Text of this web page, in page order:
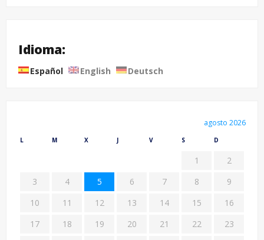
Idioma:
Español English Deutsch
agosto 2026
L M X J V S D
1
2
3
4 5 6 7 8
9
10
11 12 13 14 15
16
17
18 19 20 21 22
23